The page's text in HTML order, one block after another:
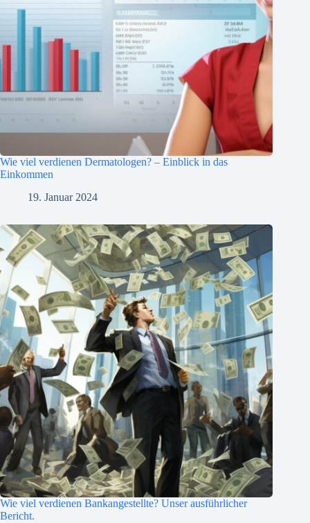
Wie viel verdienen Dermatologen? – Einblick in das
Einkommen
19. Januar 2024
Wie viel verdienen Bankangestellte? Unser ausführlicher
Bericht.